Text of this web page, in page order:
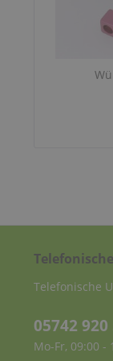
Telefonische
05742 920
Mo-Fr, 09:00 -